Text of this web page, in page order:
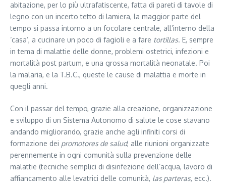
abitazione, per lo più ultrafatiscente, fatta di pareti di tavole di
legno con un incerto tetto di lamiera, la maggior parte del
tempo si passa intorno a un focolare centrale, all’interno della
‘casa’, a cucinare un poco di fagioli e a fare tortillas. E, sempre
in tema di malattie delle donne, problemi ostetrici, infezioni e
mortalità post partum, e una grossa mortalità neonatale. Poi
la malaria, e la T.B.C., queste le cause di malattia e morte in
quegli anni.
Con il passar del tempo, grazie alla creazione, organizzazione
e sviluppo di un Sistema Autonomo di salute le cose stavano
andando migliorando, grazie anche agli infiniti corsi di
formazione dei promotores de salud, alle riunioni organizzate
perennemente in ogni comunità sulla prevenzione delle
malattie (tecniche semplici di disinfezione dell’acqua, lavoro di
affiancamento alle levatrici delle comunità, las parteras, ecc.).